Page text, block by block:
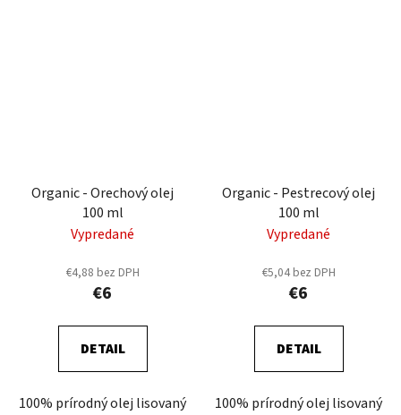
Organic - Orechový olej
100 ml
Vypredané
€4,88 bez DPH
€6
DETAIL
100% prírodný olej lisovaný
Organic - Pestrecový olej
100 ml
Vypredané
€5,04 bez DPH
€6
DETAIL
100% prírodný olej lisovaný